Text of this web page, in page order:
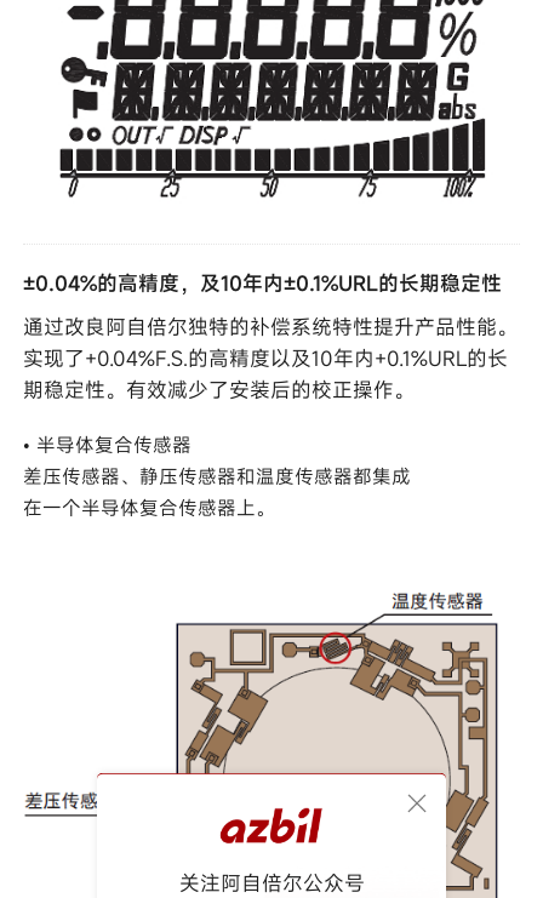
±0.04%的高精度，及10年内±0.1%URL的长期稳定性
通过改良阿自倍尔独特的补偿系统特性提升产品性能。
实现了+0.04%F.S.的高精度以及10年内+0.1%URL的长
期稳定性。有效减少了安装后的校正操作。
• 半导体复合传感器
差压传感器、静压传感器和温度传感器都集成
在一个半导体复合传感器上。
关注阿自倍尔公众号